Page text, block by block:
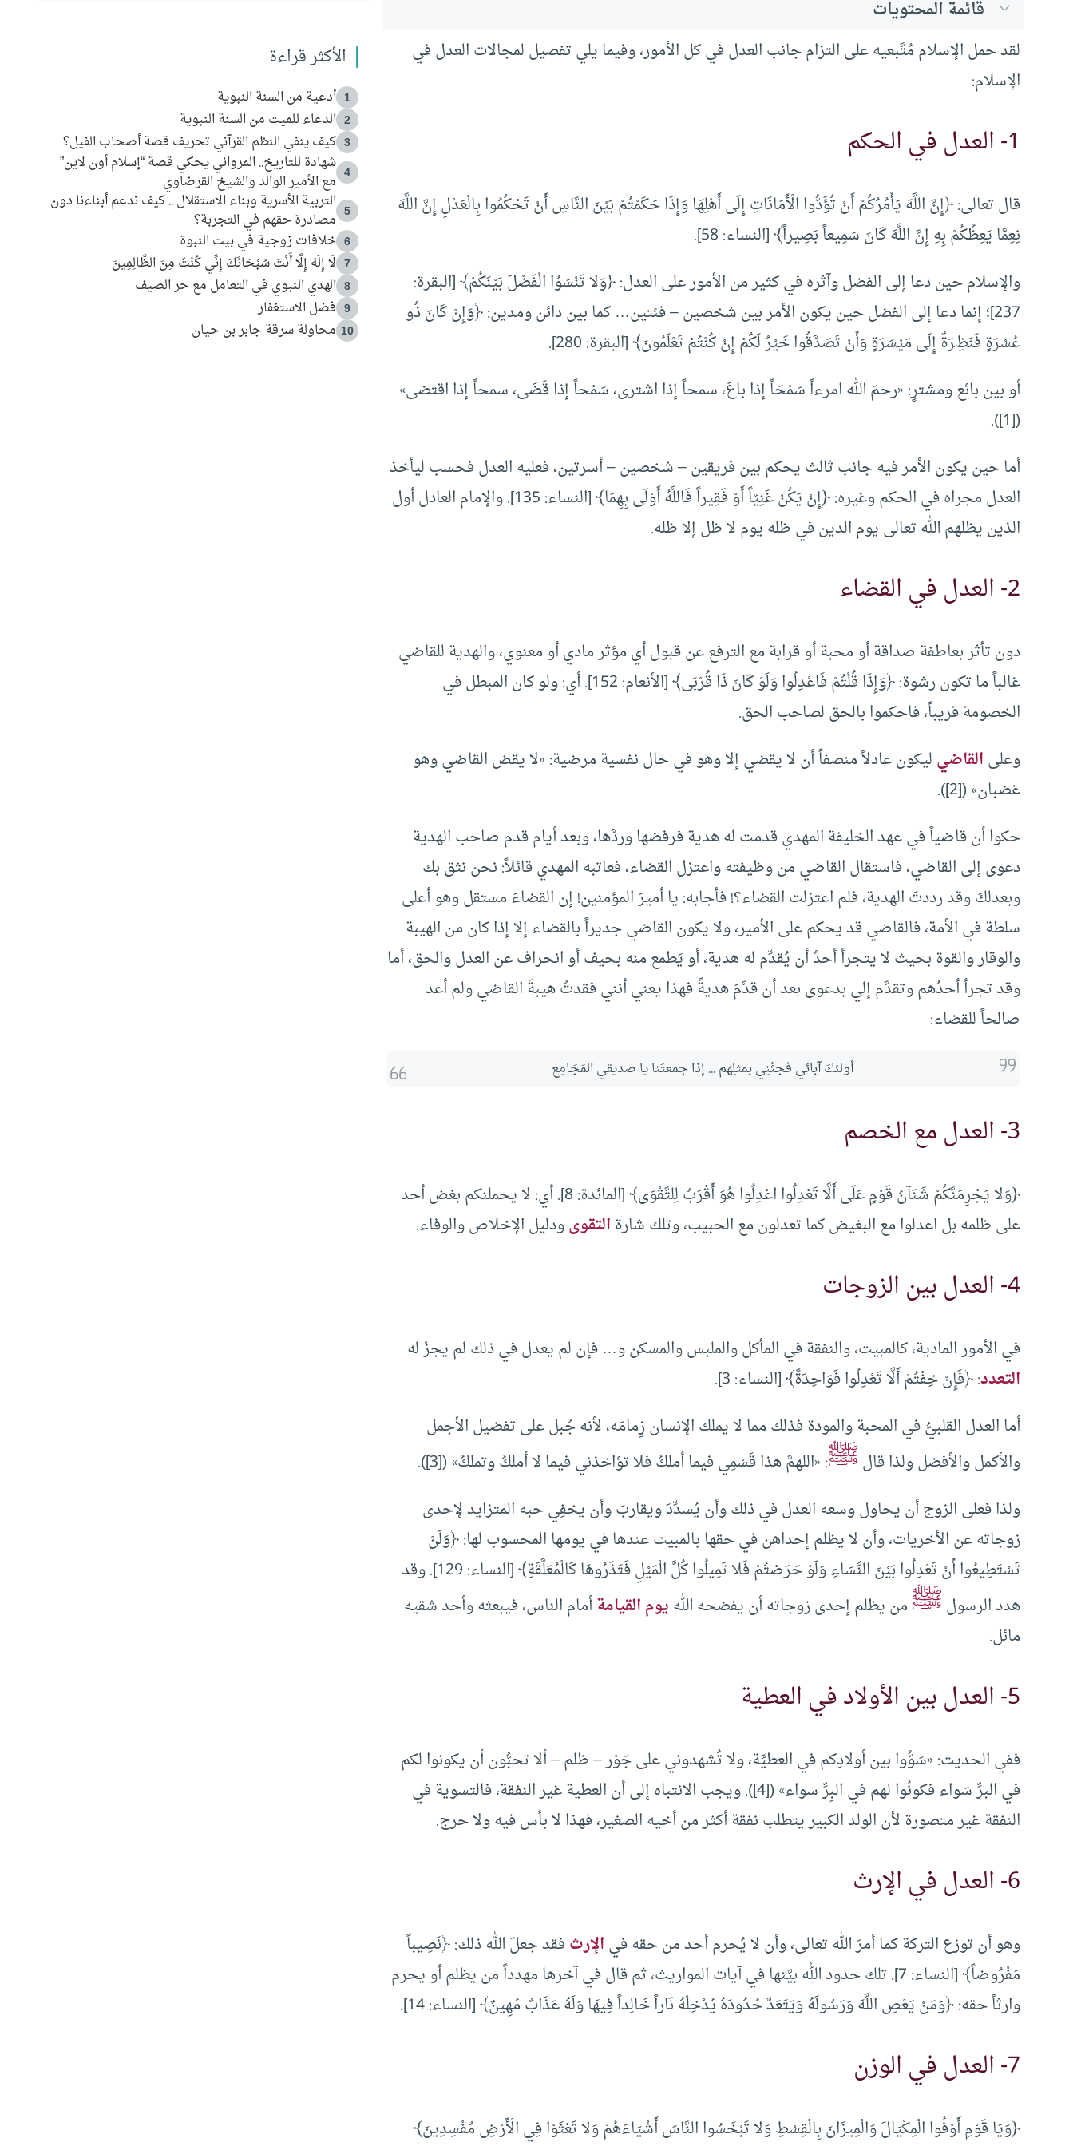
قائمة المحتويات
لقد حمل الإسلام مُتَّبعيه على التزام جانب العدل في كل الأمور، وفيما يلي تفصيل لمجالات العدل في
الإسلام:
1- العدل في الحكم
قال تعالى: ﴿إِنَّ اللَّهَ يَأْمُرُكُمْ أَنْ تُؤَدُّوا الْأَمَانَاتِ إِلَى أَهْلِهَا وَإِذَا حَكَمْتُمْ بَيْنَ النَّاسِ أَنْ تَحْكُمُوا بِالْعَدْلِ إِنَّ اللَّهَ
نِعِمَّا يَعِظُكُمْ بِهِ إِنَّ اللَّهَ كَانَ سَمِيعاً بَصِيراً﴾ [النساء: 58].
والإسلام حين دعا إلى الفضل وآثره في كثير من الأمور على العدل: ﴿وَلا تَنْسَوُا الْفَضْلَ بَيْنَكُمْ﴾ [البقرة:
237]؛ إنما دعا إلى الفضل حين يكون الأمر بين شخصين – فئتين… كما بين دائن ومدين: ﴿وَإِنْ كَانَ ذُو
عُسْرَةٍ فَنَظِرَةٌ إِلَى مَيْسَرَةٍ وَأَنْ تَصَدَّقُوا خَيْرٌ لَكُمْ إِنْ كُنْتُمْ تَعْلَمُونَ﴾ [البقرة: 280].
أو بين بائع ومشترٍ: «رحمَ الله امرءاً سَمْحَاً إذا باعَ، سمحاً إذا اشترى، سَمْحاً إذا قَضَى، سمحاً إذا اقتضى»
([1]).
أما حين يكون الأمر فيه جانب ثالث يحكم بين فريقين – شخصين – أسرتين، فعليه العدل فحسب ليأخذ
العدل مجراه في الحكم وغيره: ﴿إِنْ يَكُنْ غَنِيّاً أَوْ فَقِيراً فَاللَّهُ أَوْلَى بِهِمَا﴾ [النساء: 135]. والإمام العادل أول
الذين يظلهم الله تعالى يوم الدين في ظله يوم لا ظل إلا ظله.
2- العدل في القضاء
دون تأثر بعاطفة صداقة أو محبة أو قرابة مع الترفع عن قبول أي مؤثر مادي أو معنوي، والهدية للقاضي
غالباً ما تكون رشوة: ﴿وَإِذَا قُلْتُمْ فَاعْدِلُوا وَلَوْ كَانَ ذَا قُرْبَى﴾ [الأنعام: 152]. أي: ولو كان المبطل في
الخصومة قريباً، فاحكموا بالحق لصاحب الحق.
وعلىالقاضيليكون عادلاً منصفاً أن لا يقضي إلا وهو في حال نفسية مرضية: «لا يقض القاضي وهو
غضبان» ([2]).
حكوا أن قاضياً في عهد الخليفة المهدي قدمت له هدية فرفضها وردَّها، وبعد أيام قدم صاحب الهدية
دعوى إلى القاضي، فاستقال القاضي من وظيفته واعتزل القضاء، فعاتبه المهدي قائلاً: نحن نثق بك
وبعدلكَ وقد رددتَ الهدية، فلم اعتزلت القضاء؟! فأجابه: يا أميرَ المؤمنين! إن القضاءَ مستقل وهو أعلى
سلطة في الأمة، فالقاضي قد يحكم على الأمير، ولا يكون القاضي جديراً بالقضاء إلا إذا كان من الهيبة
والوقار والقوة بحيث لا يتجرأ أحدٌ أن يُقدِّم له هدية، أو يَطمع منه بحيف أو انحراف عن العدل والحق، أما
وقد تجرأ أحدُهم وتقدَّم إلي بدعوى بعد أن قدَّمَ هديةً فهذا يعني أنني فقدتُ هيبةَ القاضي ولم أعد
صالحاً للقضاء:
أولئكَ آبائي فجئْنِي بمثلِهم ... إذا جمعتَنا يا صديقي المَجَامِع
3- العدل مع الخصم
﴿وَلا يَجْرِمَنَّكُمْ شَنَآنُ قَوْمٍ عَلَى أَلَّا تَعْدِلُوا اعْدِلُوا هُوَ أَقْرَبُ لِلتَّقْوَى﴾ [المائدة: 8]. أي: لا يحملنكم بغض أحد
على ظلمه بل اعدلوا مع البغيض كما تعدلون مع الحبيب، وتلك شارةالتقوىودليل الإخلاص والوفاء.
4- العدل بين الزوجات
في الأمور المادية، كالمبيت، والنفقة في المأكل والملبس والمسكن و… فإن لم يعدل في ذلك لم يجزْ له
التعدد: ﴿فَإِنْ خِفْتُمْ أَلَّا تَعْدِلُوا فَوَاحِدَةً﴾ [النساء: 3].
أما العدل القلبيُّ في المحبة والمودة فذلك مما لا يملك الإنسان زِمامَه، لأنه جُبل على تفضيل الأجمل
والأكمل والأفضل ولذا قالﷺ: «اللهمَّ هذا قَسْمِي فيما أملكُ فلا تؤاخذني فيما لا أملكُ وتملكُ» ([3]).
ولذا فعلى الزوج أن يحاول وسعه العدل في ذلك وأن يُسدِّدَ ويقاربَ وأن يخفِي حبه المتزايد لإحدى
زوجاته عن الأخريات، وأن لا يظلم إحداهن في حقها بالمبيت عندها في يومها المحسوب لها: ﴿وَلَنْ
تَسْتَطِيعُوا أَنْ تَعْدِلُوا بَيْنَ النِّسَاءِ وَلَوْ حَرَصْتُمْ فَلا تَمِيلُوا كُلَّ الْمَيْلِ فَتَذَرُوهَا كَالْمُعَلَّقَةِ﴾ [النساء: 129]. وقد
هدد الرسولﷺمن يظلم إحدى زوجاته أن يفضحه اللهيوم القيامةأمام الناس، فيبعثه وأحد شقيه
مائل.
5- العدل بين الأولاد في العطية
ففي الحديث: «سَوُّوا بين أولادِكم في العطيَّة، ولا تُشهدوني على جَوْر – ظلم – ألا تحبُّون أن يكونوا لكم
في البرِّ سَواء فكونُوا لهم في البِرِّ سواء» ([4]). ويجب الانتباه إلى أن العطية غير النفقة، فالتسوية في
النفقة غير متصورة لأن الولد الكبير يتطلب نفقة أكثر من أخيه الصغير، فهذا لا بأس فيه ولا حرج.
6- العدل في الإرث
وهو أن توزع التركة كما أمرَ الله تعالى، وأن لا يُحرم أحد من حقه فيالإرثفقد جعلَ الله ذلك: ﴿نَصِيباً
مَفْرُوضاً﴾ [النساء: 7]. تلك حدود الله بيَّنها في آيات المواريث، ثم قال في آخرها مهدداً من يظلم أو يحرم
وارثاً حقه: ﴿وَمَنْ يَعْصِ اللَّهَ وَرَسُولَهُ وَيَتَعَدَّ حُدُودَهُ يُدْخِلْهُ نَاراً خَالِداً فِيهَا وَلَهُ عَذَابٌ مُهِينٌ﴾ [النساء: 14].
7- العدل في الوزن
﴿وَيَا قَوْمِ أَوْفُوا الْمِكْيَالَ وَالْمِيزَانَ بِالْقِسْطِ وَلا تَبْخَسُوا النَّاسَ أَشْيَاءَهُمْ وَلا تَعْثَوْا فِي الْأَرْضِ مُفْسِدِينَ﴾
الأكثر قراءة
1 أدعية من السنة النبوية
2 الدعاء للميت من السنة النبوية
3 كيف ينفي النظم القرآني تحريف قصة أصحاب الفيل؟
4
شهادة للتاريخ.. المرواني يحكي قصة “إسلام أون لاين”
مع الأمير الوالد والشيخ القرضاوي
5
التربية الأسرية وبناء الاستقلال .. كيف ندعم أبناءنا دون
مصادرة حقهم في التجربة؟
6 خلافات زوجية في بيت النبوة
7 لَا إِلَهَ إِلَّا أَنْتَ سُبْحَانَكَ إِنِّي كُنْتُ مِنَ الظَّالِمِينَ
8 الهدي النبوي في التعامل مع حر الصيف
9 فضل الاستغفار
10 محاولة سرقة جابر بن حيان